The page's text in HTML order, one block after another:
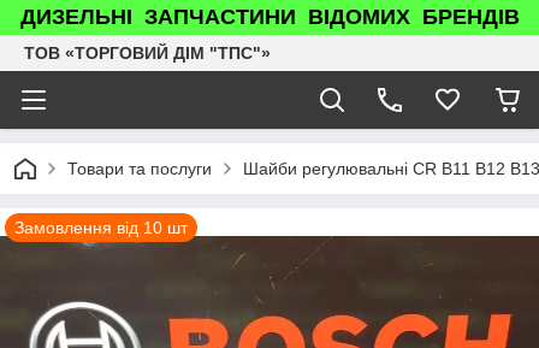
ДИЗЕЛЬНІ ЗАПЧАСТИНИ ВІДОМИХ БРЕНДІВ
ТОВ «ТОРГОВИЙ ДІМ "ТПС"»
Товари та послуги Шайби регулювальні CR B11 B12
Замовлення від 10 шт